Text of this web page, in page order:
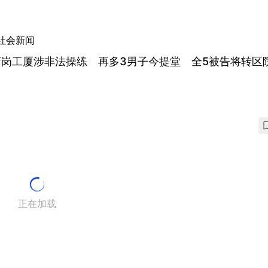
会新闻
工厦涉非法操练 再多3男子今提堂 全5被告将转区
正在加载